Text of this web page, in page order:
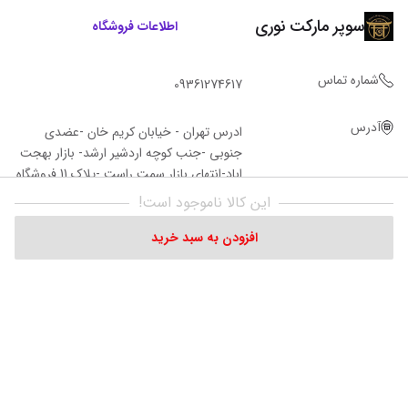
این کالا ناموجود است!
افزودن به سبد خرید
سوپر مارکت نوری اطلاعات فروشگاه
شماره تماس 09361274617
آدرس
ادرس تهران - خیابان کریم خان -عضدی
جنوبی -جنب کوچه اردشیر ارشد- بازار بهجت
اباد-انتهای بازار سمت راست -پلاک 11 فروشگاه‌
نوری